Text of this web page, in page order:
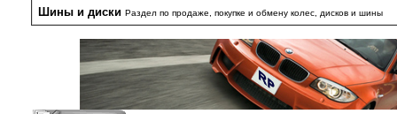
Шины и диски Раздел по продаже, покупке и обмену колес, дисков и шины